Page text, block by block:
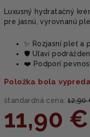
Luxusný hydratačný
pre jasnú, vyrovnanú
✨ Rozjasní pleť a
🛡️ Uľaví
❤️ Podporí
Položka bola
štandardná cena: 12,90
11,90 €